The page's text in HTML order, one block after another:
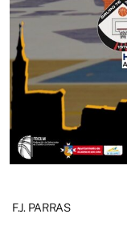
F.J. PARRAS